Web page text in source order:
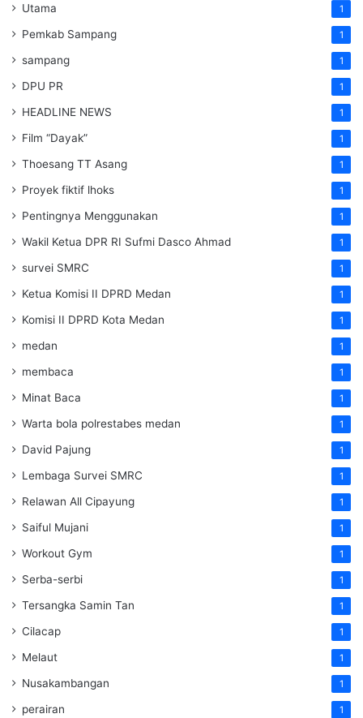
Utama 1
Pemkab Sampang 1
sampang 1
DPU PR 1
HEADLINE NEWS 1
Film “Dayak” 1
Thoesang TT Asang 1
Proyek fiktif lhoks 1
Pentingnya Menggunakan 1
Wakil Ketua DPR RI Sufmi Dasco Ahmad 1
survei SMRC 1
Ketua Komisi II DPRD Medan 1
Komisi II DPRD Kota Medan 1
medan 1
membaca 1
Minat Baca 1
Warta bola polrestabes medan 1
David Pajung 1
Lembaga Survei SMRC 1
Relawan All Cipayung 1
Saiful Mujani 1
Workout Gym 1
Serba-serbi 1
Tersangka Samin Tan 1
Cilacap 1
Melaut 1
Nusakambangan 1
perairan 1